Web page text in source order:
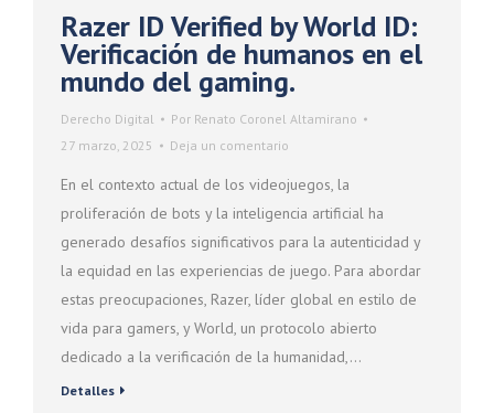
Razer ID Verified by World ID:
Verificación de humanos en el
mundo del gaming.
Derecho Digital Por Renato Coronel Altamirano
27 marzo, 2025
Deja un comentario
En el contexto actual de los videojuegos, la
proliferación de bots y la inteligencia artificial ha
generado desafíos significativos para la autenticidad y
la equidad en las experiencias de juego. Para abordar
estas preocupaciones, Razer, líder global en estilo de
vida para gamers, y World, un protocolo abierto
dedicado a la verificación de la humanidad,…
Detalles